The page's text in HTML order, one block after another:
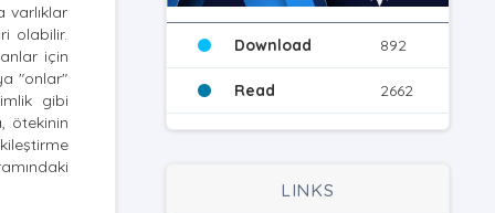
olabilir.
için
"onlar"
gibi
ötekinin
Download 892
Read 2662
LINKS